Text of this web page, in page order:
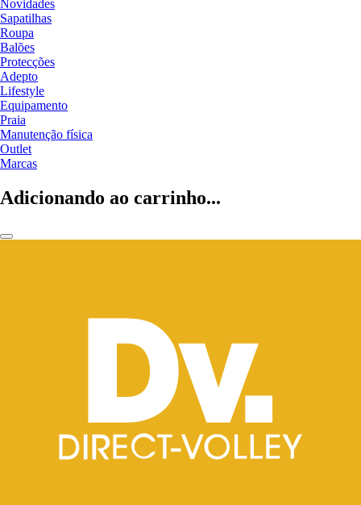
Novidades
Sapatilhas
Roupa
Balões
Protecções
Adepto
Lifestyle
Equipamento
Praia
Manutenção física
Outlet
Marcas
Adicionando ao carrinho...